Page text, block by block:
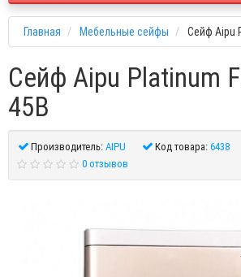
Главная Мебельные сейфы Сейф Aipu
Сейф Aipu Platinum
45B
Производитель:AIPU Код товара:6438
0 отзывов